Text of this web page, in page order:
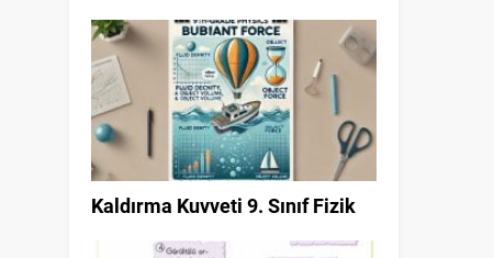
Kaldırma Kuvveti 9. Sınıf Fizik